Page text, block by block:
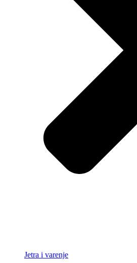
Jetra i varenje